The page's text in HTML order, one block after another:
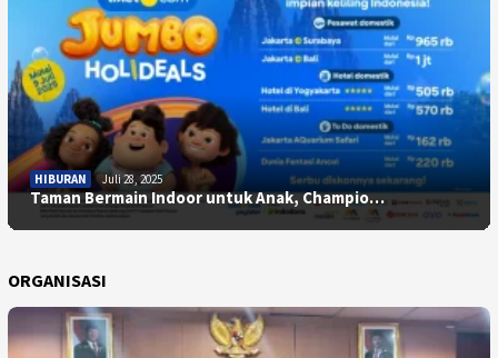
HIBURAN Juli 28, 2025
Taman Bermain Indoor untuk Anak, Champio…
ORGANISASI